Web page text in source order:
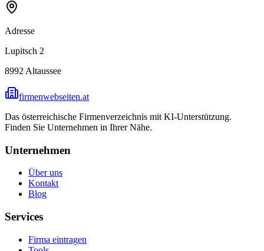
Adresse
Lupitsch 2
8992 Altaussee
firmenwebseiten.at
Das österreichische Firmenverzeichnis mit KI-Unterstützung.
Finden Sie Unternehmen in Ihrer Nähe.
Unternehmen
Über uns
Kontakt
Blog
Services
Firma eintragen